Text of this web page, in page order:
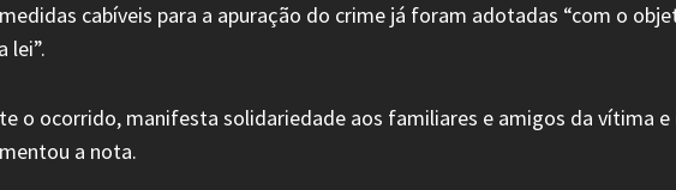
cabíveis para a apuração do crime já foram adotadas “com o
lei”.
o ocorrido, manifesta solidariedade aos familiares e amigos da vítima
a nota.